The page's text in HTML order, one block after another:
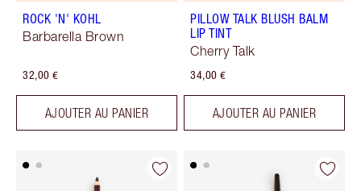
ROCK 'N' KOHL
Barbarella Brown
32,00 €
AJOUTER AU PANIER
PILLOW TALK BLUSH BALM
LIP TINT
Cherry Talk
34,00 €
AJOUTER AU PANIER